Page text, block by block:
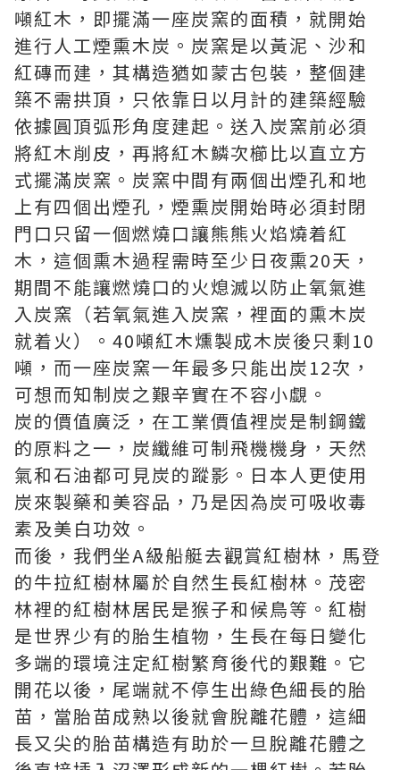
噸紅木，即擺滿一座炭窯的面積，就開始
進行人工煙熏木炭。炭窯是以黃泥、沙和
紅磚而建，其構造猶如蒙古包裝，整個建
築不需拱頂，只依靠日以月計的建築經驗
依據圓頂弧形角度建起。送入炭窯前必須
將紅木削皮，再將紅木鱗次櫛比以直立方
式擺滿炭窯。炭窯中間有兩個出煙孔和地
上有四個出煙孔，煙熏炭開始時必須封閉
門口只留一個燃燒口讓熊熊火焰燒着紅
木，這個熏木過程需時至少日夜熏20天，
期間不能讓燃燒口的火熄滅以防止氧氣進
入炭窯（若氧氣進入炭窯，裡面的熏木炭
就着火）。40噸紅木燻製成木炭後只剩10
噸，而一座炭窯一年最多只能出炭12次，
可想而知制炭之艱辛實在不容小覷。
炭的價值廣泛，在工業價值裡炭是制鋼鐵
的原料之一，炭纖維可制飛機機身，天然
氣和石油都可見炭的蹤影。日本人更使用
炭來製藥和美容品，乃是因為炭可吸收毒
素及美白功效。
而後，我們坐A級船艇去觀賞紅樹林，馬登
的牛拉紅樹林屬於自然生長紅樹林。茂密
林裡的紅樹林居民是猴子和候鳥等。紅樹
是世界少有的胎生植物，生長在每日變化
多端的環境注定紅樹繁育後代的艱難。它
開花以後，尾端就不停生出綠色細長的胎
苗，當胎苗成熟以後就會脫離花體，這細
長又尖的胎苗構造有助於一旦脫離花體之